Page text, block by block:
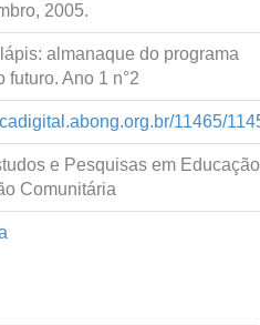
2005.
almanaque do programa
futuro. Ano 1 n°2
11465/
e Pesquisas em
Comunitária